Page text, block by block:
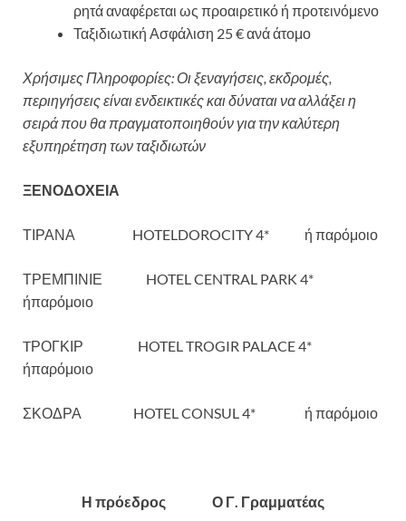
ρητά αναφέρεται ως προαιρετικό ή προτεινόμενο
Ταξιδιωτική Ασφάλιση 25 € ανά άτομο
Χρήσιμες Πληροφορίες: Οι ξεναγήσεις, εκδρομές,
περιηγήσεις είναι ενδεικτικές και δύναται να αλλάξει η
σειρά που θα πραγματοποιηθούν για την καλύτερη
εξυπηρέτηση των ταξιδιωτών
ΞΕΝΟΔΟΧΕΙΑ
ΤΙΡΑΝΑ HOTELDOROCITY 4* ή παρόμοιο
ΤΡΕΜΠΙΝΙΕ HOTEL CENTRAL PARK 4*
ήπαρόμοιο
TΡΟΓΚΙΡ HOTEL TROGIR PALACE 4*
ήπαρόμοιο
ΣΚΟΔΡΑ HOTEL CONSUL 4* ή παρόμοιο
Η πρόεδρος Ο Γ. Γραμματέας